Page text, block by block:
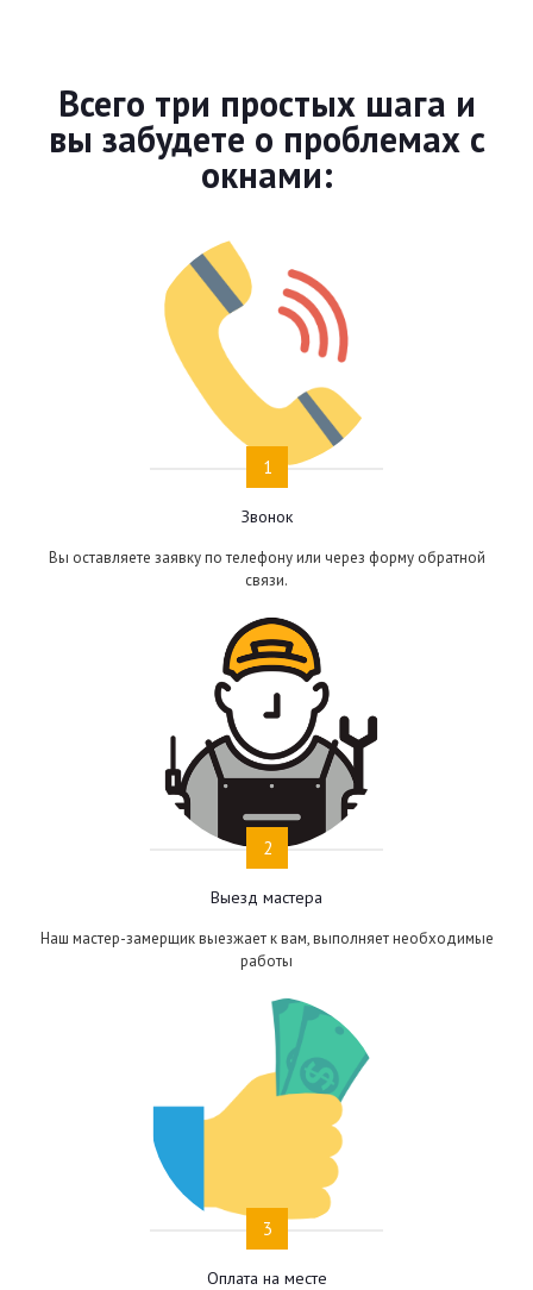
Всего три простых шага и
вы забудете о проблемах с
окнами:
1
Звонок
Вы оставляете заявку по телефону или через форму обратной
связи.
2
Выезд мастера
Наш мастер-замерщик выезжает к вам, выполняет необходимые
работы
3
Оплата на месте